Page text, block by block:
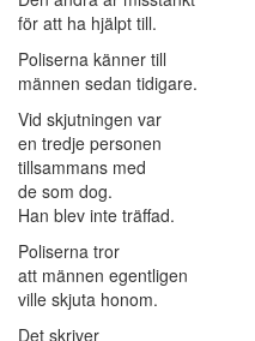
för att ha hjälpt till.
Poliserna känner till
männen sedan tidigare.
Vid skjutningen var
en tredje personen
tillsammans med
de som dog.
Han blev inte träffad.
Poliserna tror
att männen egentligen
ville skjuta honom.
Det skriver